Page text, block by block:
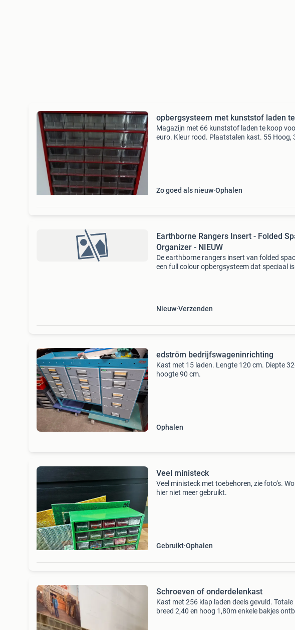
opbergsysteem met kunststof laden
Magazijn met 66 kunststof laden te koop
euro. Kleur rood. Plaatstalen kast. 55 Hoog,
Zo goed als nieuw Ophalen
Earthborne Rangers Insert - Folded
Organizer - NIEUW
De earthborne rangers insert van folded
een full colour opbergsysteem dat speciaal is
Nieuw Verzenden
edström bedrijfswageninrichting
Kast met 15 laden. Lengte 120 cm. Diepte
hoogte 90 cm.
Ophalen
Veel ministeck
Veel ministeck met toebehoren, zie foto’s.
hier niet meer gebruikt.
Gebruikt Ophalen
Schroeven of onderdelenkast
Kast met 256 klap laden deels gevuld. Totale
breed 2,40 en hoog 1,80m enkele bakjes